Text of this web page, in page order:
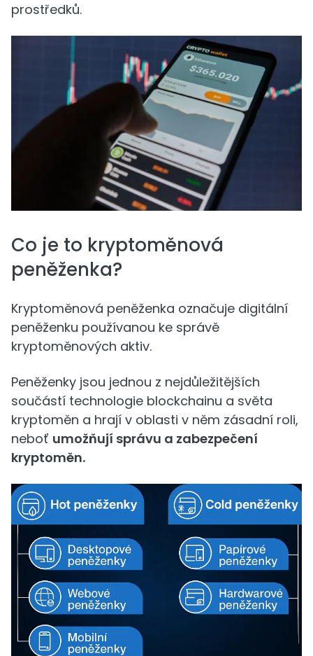
prostředků.
Co je to kryptoměnová
peněženka?
Kryptoměnová peněženka označuje digitální
peněženku používanou ke správě
kryptoměnových aktiv.
Peněženky jsou jednou z nejdůležitějších
součástí technologie blockchainu a světa
kryptoměn a hrají v oblasti v něm zásadní roli,
neboť umožňují správu a zabezpečení
kryptoměn.